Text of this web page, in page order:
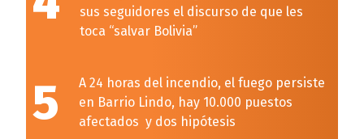
sus seguidores el discurso de que les
toca “salvar Bolivia”
5
A 24 horas del incendio, el fuego persiste
en Barrio Lindo, hay 10.000 puestos
afectados y dos hipótesis